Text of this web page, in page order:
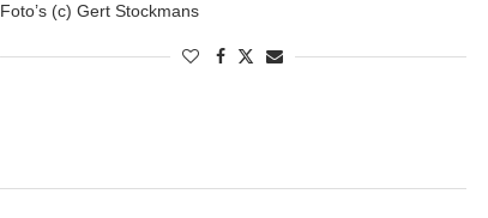
Foto’s (c) Gert Stockmans